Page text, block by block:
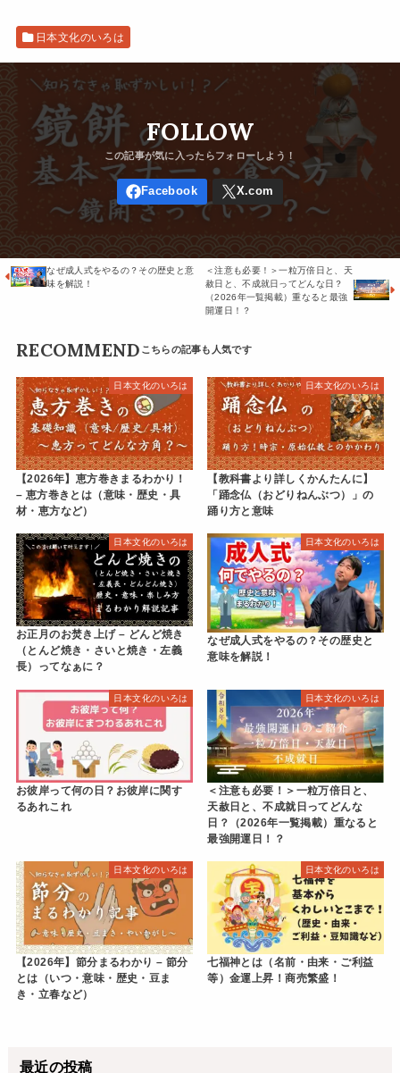
日本文化のいろは
FOLLOW
なぜ成人式をやるの？その歴史と意
味を解説！
＜注意も必要！＞一粒万倍日と、天
赦日と、不成就日ってどんな日？
（2026年一覧掲載）重なると最強
開運日！？
RECOMMEND
日本文化のいろは
【2026年】恵方巻きまるわかり！
– 恵方巻きとは（意味・歴史・具
材・恵方など）
日本文化のいろは
【教科書より詳しくかんたんに】
「踊念仏（おどりねんぶつ）」の
踊り方と意味
日本文化のいろは
お正月のお焚き上げ – どんど焼き
（とんど焼き・さいと焼き・左義
長）ってなぁに？
日本文化のいろは
なぜ成人式をやるの？その歴史と
意味を解説！
日本文化のいろは
お彼岸って何の日？お彼岸に関す
るあれこれ
日本文化のいろは
＜注意も必要！＞一粒万倍日と、
天赦日と、不成就日ってどんな
日？（2026年一覧掲載）重なると
最強開運日！？
日本文化のいろは
【2026年】節分まるわかり – 節分
とは（いつ・意味・歴史・豆ま
き・立春など）
日本文化のいろは
七福神とは（名前・由来・ご利益
等）金運上昇！商売繁盛！
最近の投稿